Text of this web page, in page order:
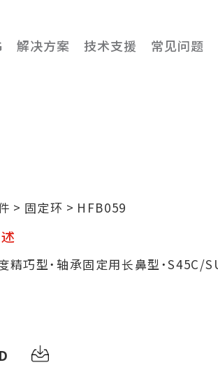
解决方案 技术支援 常见问题
固定环 HFB059
精巧型˙轴承固定用长鼻型˙S45C/